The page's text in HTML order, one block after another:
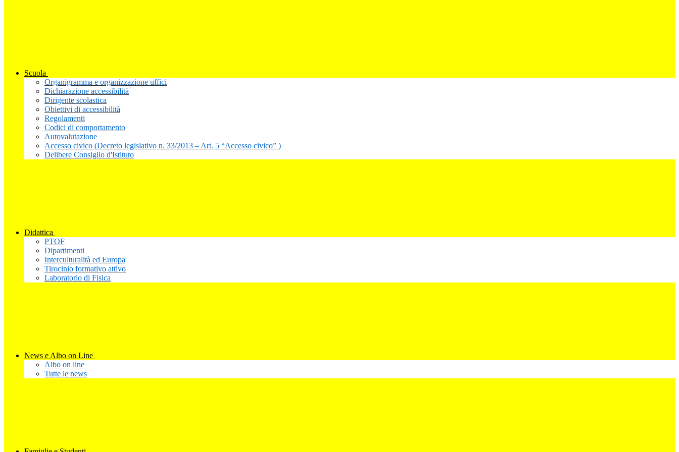
Scuola
Organigramma e organizzazione uffici
Dichiarazione accessibilità
Dirigente scolastica
Obiettivi di accessibilità
Regolamenti
Codici di comportamento
Autovalutazione
Accesso civico (Decreto legislativo n. 33/2013 – Art. 5 “Accesso civico” )
Delibere Consiglio d'Istituto
Didattica
PTOF
Dipartimenti
Interculturalità ed Europa
Tirocinio formativo attivo
Laboratorio di Fisica
News e Albo on Line
Albo on line
Tutte le news